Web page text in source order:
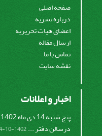
صفحه اصلی
درباره نشریه
اعضای هیات تحریریه
ارسال مقاله
تماس با ما
نقشه سایت
اخبار و اعلانات
درسالن دفتر ...1402-10-14